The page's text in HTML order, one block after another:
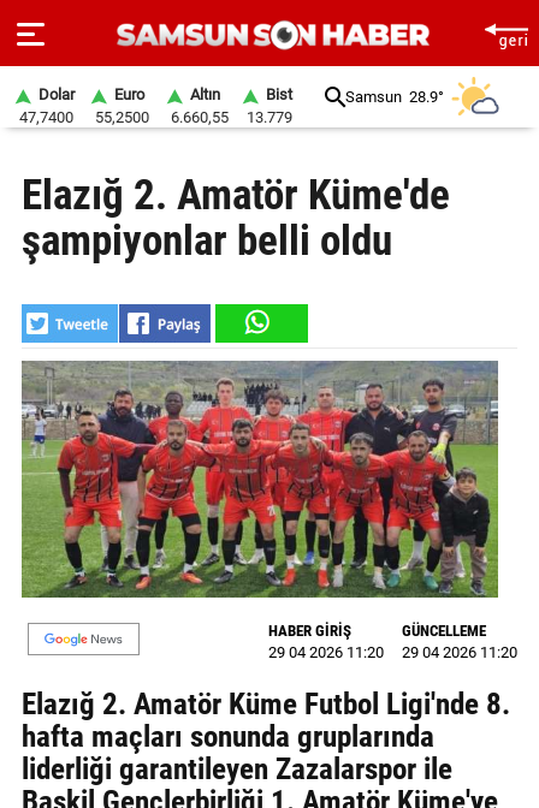
SAYFA
SAMSUN
SAMSUNSPOR
GÜNDEM
SİYASET
EKONOMİ
DÜNYA
MAGAZİN
GALERİ
VİDEO
YAZARLAR
BİZE
Dolar
47,7400
Euro
55,2500
Altın
6.660,55
Bist
13.779
Samsun 28.9°
Elazığ 2. Amatör Küme'de
şampiyonlar belli oldu
HABER GİRİŞ
29 04 2026 11:20
GÜNCELLEME
29 04 2026 11:20
Elazığ 2. Amatör Küme Futbol Ligi'nde 8.
hafta maçları sonunda gruplarında
liderliği garantileyen Zazalarspor ile